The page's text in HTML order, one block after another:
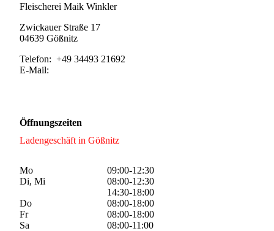
Fleischerei Maik Winkler
Zwickauer Straße 17
04639 Gößnitz
Telefon: +49 34493 21692
E-Mail:
Öffnungszeiten
Ladengeschäft in Gößnitz
Mo
Di, Mi
Do
Fr
Sa
09:00-12:30
08:00-12:30
14:30-18:00
08:00-18:00
08:00-18:00
08:00-11:00